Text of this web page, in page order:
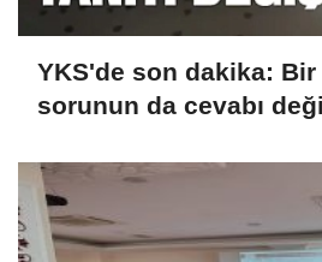
YKS'de son dakika:
sorunun da cevabı